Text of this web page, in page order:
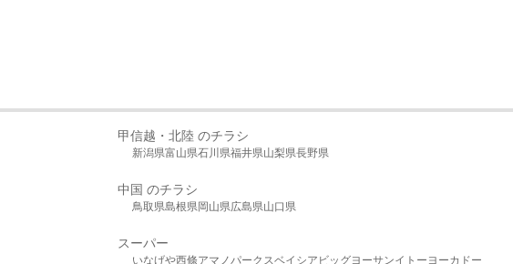
甲信越・北陸 のチラシ
新潟県富山県石川県福井県山梨県長野県
中国 のチラシ
鳥取県島根県岡山県広島県山口県
スーパー
いなげや西條アマノパークスベイシア ビッグヨーサンイトーヨーカドー